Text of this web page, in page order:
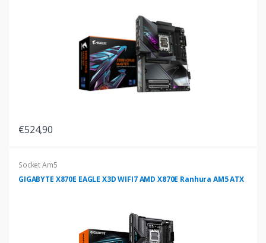
€524,90
Socket Am5
GIGABYTE X870E EAGLE X3D WIFI7 AMD X870E Ranhura AM5 ATX